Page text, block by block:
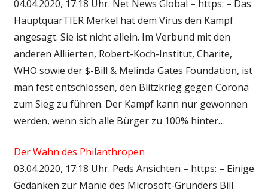
04.04.2020, 17:18 Uhr. Net News Global – https: – Das
HauptquarTIER Merkel hat dem Virus den Kampf
angesagt. Sie ist nicht allein. Im Verbund mit den
anderen Alliierten, Robert-Koch-Institut, Charite,
WHO sowie der $-Bill & Melinda Gates Foundation, ist
man fest entschlossen, den Blitzkrieg gegen Corona
zum Sieg zu führen. Der Kampf kann nur gewonnen
werden, wenn sich alle Bürger zu 100% hinter…
Der Wahn des Philanthropen
03.04.2020, 17:18 Uhr. Peds Ansichten – https: – Einige
Gedanken zur Manie des Microsoft-Gründers Bill